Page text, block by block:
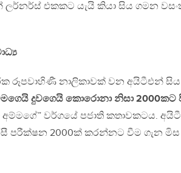
ලර්නර්ස් එකකට යැයි කියා සිය ගමන
රූපවාහිණී නාලිකාවක් වන අයිටීඑන්
දුවගෙයි ‍කොරොනා නිසා 2000කට
වර්ගයේ පජාති කතාවකටය.
පරීක්ෂන 2000ක් කරන්නට වීම ගැන